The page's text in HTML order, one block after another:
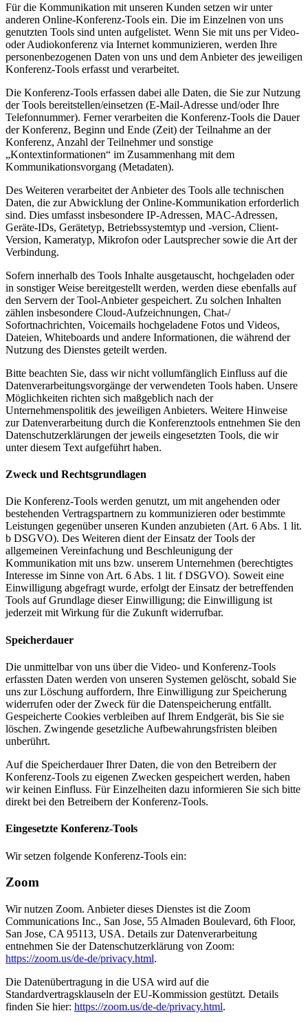
Für die Kommunikation mit unseren Kunden setzen wir unter
anderen Online-Konferenz-Tools ein. Die im Einzelnen von uns
genutzten Tools sind unten aufgelistet. Wenn Sie mit uns per Video-
oder Audiokonferenz via Internet kommunizieren, werden Ihre
personenbezogenen Daten von uns und dem Anbieter des jeweiligen
Konferenz-Tools erfasst und verarbeitet.
Die Konferenz-Tools erfassen dabei alle Daten, die Sie zur Nutzung
der Tools bereitstellen/einsetzen (E-Mail-Adresse und/oder Ihre
Telefonnummer). Ferner verarbeiten die Konferenz-Tools die Dauer
der Konferenz, Beginn und Ende (Zeit) der Teilnahme an der
Konferenz, Anzahl der Teilnehmer und sonstige
„Kontextinformationen“ im Zusammenhang mit dem
Kommunikationsvorgang (Metadaten).
Des Weiteren verarbeitet der Anbieter des Tools alle technischen
Daten, die zur Abwicklung der Online-Kommunikation erforderlich
sind. Dies umfasst insbesondere IP-Adressen, MAC-Adressen,
Geräte-IDs, Gerätetyp, Betriebssystemtyp und -version, Client-
Version, Kameratyp, Mikrofon oder Lautsprecher sowie die Art der
Verbindung.
Sofern innerhalb des Tools Inhalte ausgetauscht, hochgeladen oder
in sonstiger Weise bereitgestellt werden, werden diese ebenfalls auf
den Servern der Tool-Anbieter gespeichert. Zu solchen Inhalten
zählen insbesondere Cloud-Aufzeichnungen, Chat-/
Sofortnachrichten, Voicemails hochgeladene Fotos und Videos,
Dateien, Whiteboards und andere Informationen, die während der
Nutzung des Dienstes geteilt werden.
Bitte beachten Sie, dass wir nicht vollumfänglich Einfluss auf die
Datenverarbeitungsvorgänge der verwendeten Tools haben. Unsere
Möglichkeiten richten sich maßgeblich nach der
Unternehmenspolitik des jeweiligen Anbieters. Weitere Hinweise
zur Datenverarbeitung durch die Konferenztools entnehmen Sie den
Datenschutzerklärungen der jeweils eingesetzten Tools, die wir
unter diesem Text aufgeführt haben.
Zweck und Rechtsgrundlagen
Die Konferenz-Tools werden genutzt, um mit angehenden oder
bestehenden Vertragspartnern zu kommunizieren oder bestimmte
Leistungen gegenüber unseren Kunden anzubieten (Art. 6 Abs. 1 lit.
b DSGVO). Des Weiteren dient der Einsatz der Tools der
allgemeinen Vereinfachung und Beschleunigung der
Kommunikation mit uns bzw. unserem Unternehmen (berechtigtes
Interesse im Sinne von Art. 6 Abs. 1 lit. f DSGVO). Soweit eine
Einwilligung abgefragt wurde, erfolgt der Einsatz der betreffenden
Tools auf Grundlage dieser Einwilligung; die Einwilligung ist
jederzeit mit Wirkung für die Zukunft widerrufbar.
Speicherdauer
Die unmittelbar von uns über die Video- und Konferenz-Tools
erfassten Daten werden von unseren Systemen gelöscht, sobald Sie
uns zur Löschung auffordern, Ihre Einwilligung zur Speicherung
widerrufen oder der Zweck für die Datenspeicherung entfällt.
Gespeicherte Cookies verbleiben auf Ihrem Endgerät, bis Sie sie
löschen. Zwingende gesetzliche Aufbewahrungsfristen bleiben
unberührt.
Auf die Speicherdauer Ihrer Daten, die von den Betreibern der
Konferenz-Tools zu eigenen Zwecken gespeichert werden, haben
wir keinen Einfluss. Für Einzelheiten dazu informieren Sie sich bitte
direkt bei den Betreibern der Konferenz-Tools.
Eingesetzte Konferenz-Tools
Wir setzen folgende Konferenz-Tools ein:
Zoom
Wir nutzen Zoom. Anbieter dieses Dienstes ist die Zoom
Communications Inc., San Jose, 55 Almaden Boulevard, 6th Floor,
San Jose, CA 95113, USA. Details zur Datenverarbeitung
entnehmen Sie der Datenschutzerklärung von Zoom:
https://zoom.us/de-de/privacy.html.
Die Datenübertragung in die USA wird auf die
Standardvertragsklauseln der EU-Kommission gestützt. Details
finden Sie hier: https://zoom.us/de-de/privacy.html.